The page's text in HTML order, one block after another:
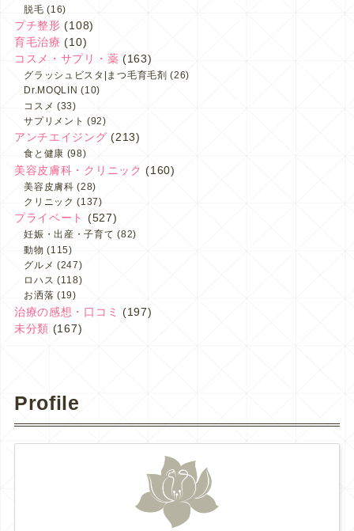
脱毛 (16)
プチ整形 (108)
育毛治療 (10)
コスメ・サプリ・薬 (163)
グラッシュビスタ|まつ毛育毛剤 (26)
Dr.MOQLIN (10)
コスメ (33)
サプリメント (92)
アンチエイジング (213)
食と健康 (98)
美容皮膚科・クリニック (160)
美容皮膚科 (28)
クリニック (137)
プライベート (527)
妊娠・出産・子育て (82)
動物 (115)
グルメ (247)
ロハス (118)
お洒落 (19)
治療の感想・口コミ
(197)
未分類 (167)
Profile